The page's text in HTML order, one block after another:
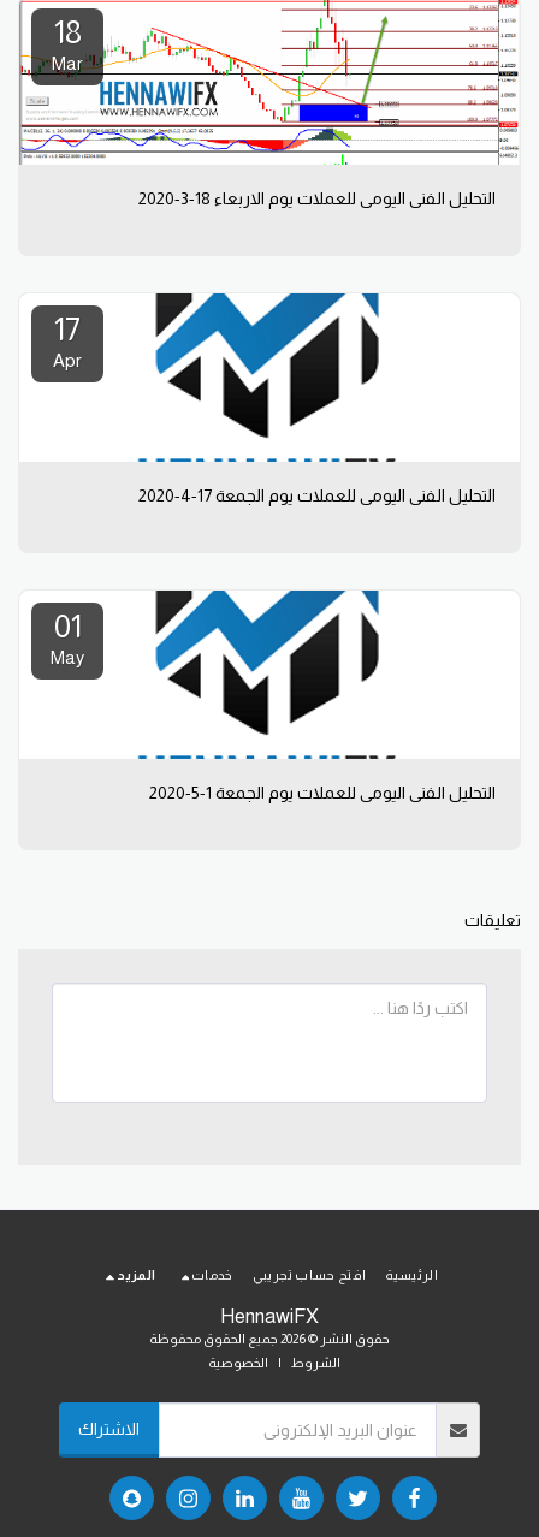
18
Mar
التحليل الفني اليومي للعملات يوم الاربعاء 18-3-2020
17
Apr
التحليل الفني اليومي للعملات يوم الجمعة 17-4-2020
01
May
التحليل الفني اليومي للعملات يوم الجمعة 1-5-2020
تعليقات
HennawiFX
حقوق النشر © 2026 جميع الحقوق محفوظة
الشروط
الخصوصية
الرئيسية افتح حساب تجريبي خدمات المزيد
الاشتراك